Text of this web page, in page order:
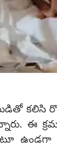
కలిసి
ఈ